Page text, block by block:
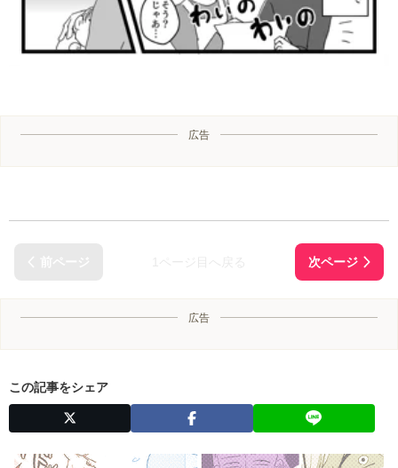
広告
広告
この記事をシェア